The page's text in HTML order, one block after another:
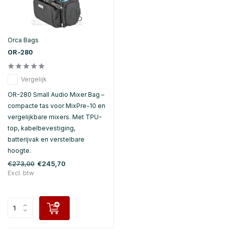
Orca Bags
OR-280
Vergelijk
OR-280 Small Audio Mixer Bag –
compacte tas voor MixPre-10 en
vergelijkbare mixers. Met TPU-
top, kabelbevestiging,
batterijvak en verstelbare
hoogte.
€273,00 €245,70
Excl. btw